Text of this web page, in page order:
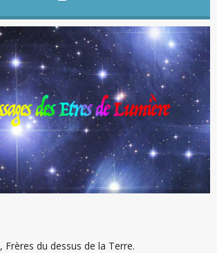
Frères du dessus de la Terre.